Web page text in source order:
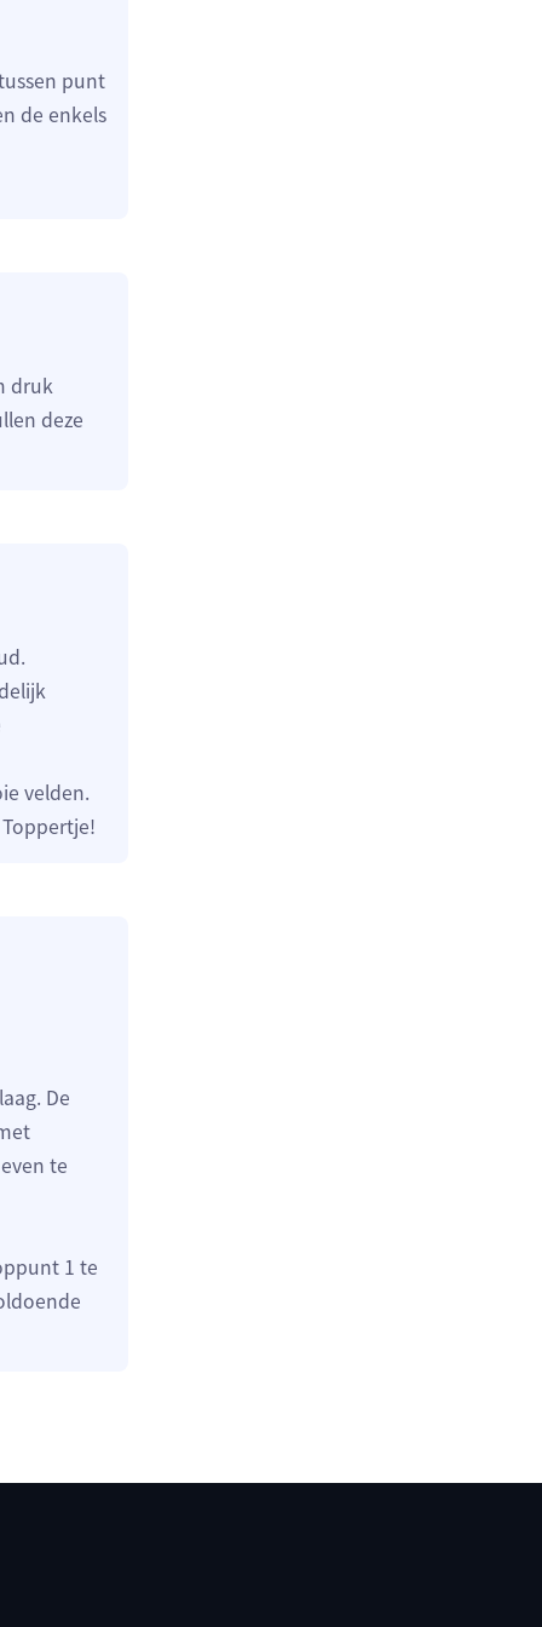
punt
de enkels
druk
deze
velden.
De
te
1 te